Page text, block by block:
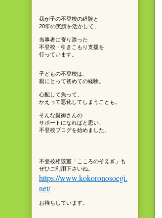
我が子の不登校の経験と
20年の実績を活かして、
当事者に寄り添った
不登校・引きこもり支援を
行っています。
子どもの不登校は、
親にとって初めての経験。
心配して焦って、
かえって悪化してしまうことも。
そんな親御さんの
サポートになればと思い、
不登校ブログを始めました。
不登校相談室「こころのそえぎ」も
ぜひご利用下さいね。
https://www.kokoronosoegi.
net/
お待ちしています。